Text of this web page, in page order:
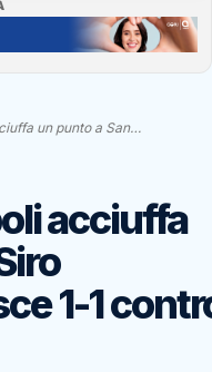
un punto a San…
acciuffa
1-1